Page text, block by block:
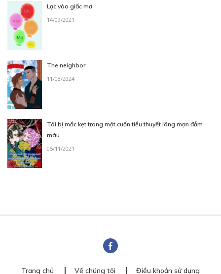
Lạc vào giấc mơ
14/09/2021
The neighbor
11/08/2024
Tôi bị mắc kẹt trong một cuốn tiểu thuyết lãng mạn đẫm
máu
05/11/2021
Trang chủ Về chúng tôi Điều khoản sử dụng